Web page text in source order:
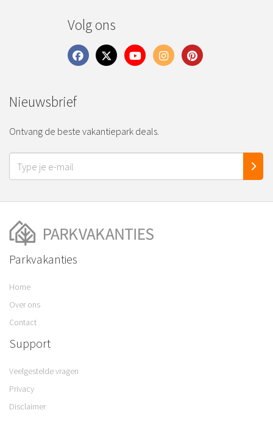
Volg ons
Nieuwsbrief
Ontvang de beste vakantiepark deals.
Parkvakanties
Home
Over ons
Contact
Support
Veelgestelde vragen
Privacy
Disclaimer